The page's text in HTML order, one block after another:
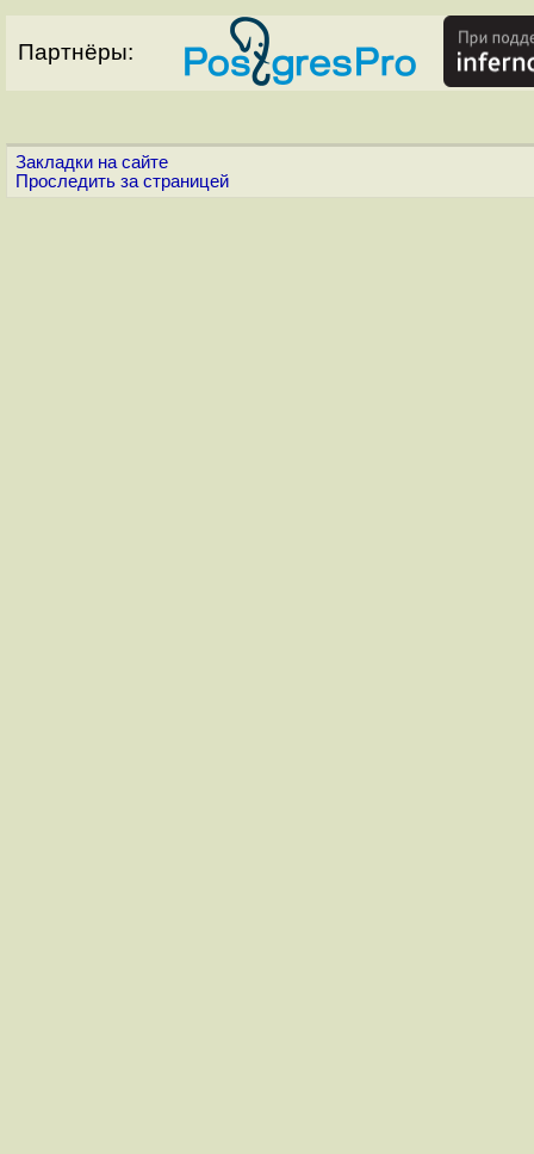
Партнёры:
Закладки на сайте
Проследить за страницей